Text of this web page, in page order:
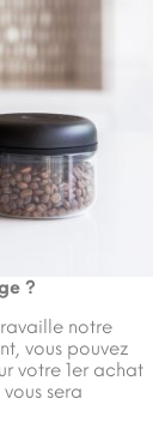
?
notre
vous pouvez
votre 1er achat
sera